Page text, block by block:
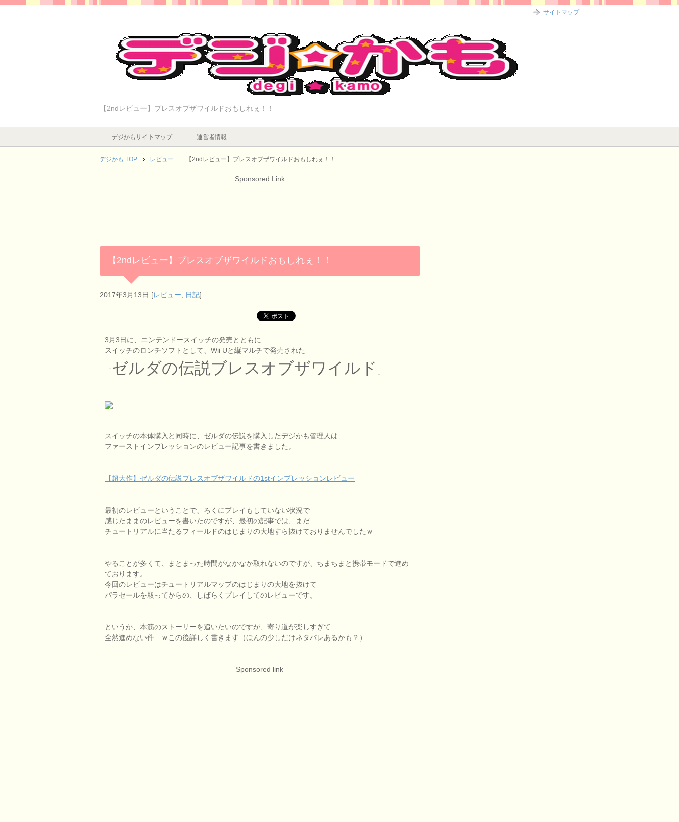
【2ndレビュー】ブレスオブザワイルドおもしれぇ！！
デジかもサイトマップ 運営者情報
デジかも TOP レビュー 【2ndレビュー】ブレスオブザワイルドおもしれぇ！！
Sponsored Link
【2ndレビュー】ブレスオブザワイルドおもしれぇ！！
2017年3月13日 [レビュー 日記]
3月3日に、ニンテンドースイッチの発売とともに
スイッチのロンチソフトとして、Wii Uと縦マルチで発売された
「ゼルダの伝説ブレスオブザワイルド 」
スイッチの本体購入と同時に、ゼルダの伝説を購入したデジかも管理人は
ファーストインプレッションのレビュー記事を書きました。
【超大作】ゼルダの伝説ブレスオブザワイルドの1stインプレッションレビュー
最初のレビューということで、ろくにプレイもしていない状況で
感じたままのレビューを書いたのですが、最初の記事では、まだ
チュートリアルに当たるフィールドのはじまりの大地すら抜けておりませんでしたｗ
やることが多くて、まとまった時間がなかなか取れないのですが、ちまちまと携帯モードで進め
ております。
今回のレビューはチュートリアルマップのはじまりの大地を抜けて
パラセールを取ってからの、しばらくプレイしてのレビューです。
というか、本筋のストーリーを追いたいのですが、寄り道が楽しすぎて
全然進めない件…ｗこの後詳しく書きます（ほんの少しだけネタバレあるかも？）
Sponsored link
サイトマップ